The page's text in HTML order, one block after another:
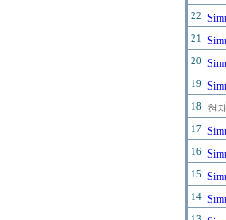
22
21
20
19
18
17
16
15
14